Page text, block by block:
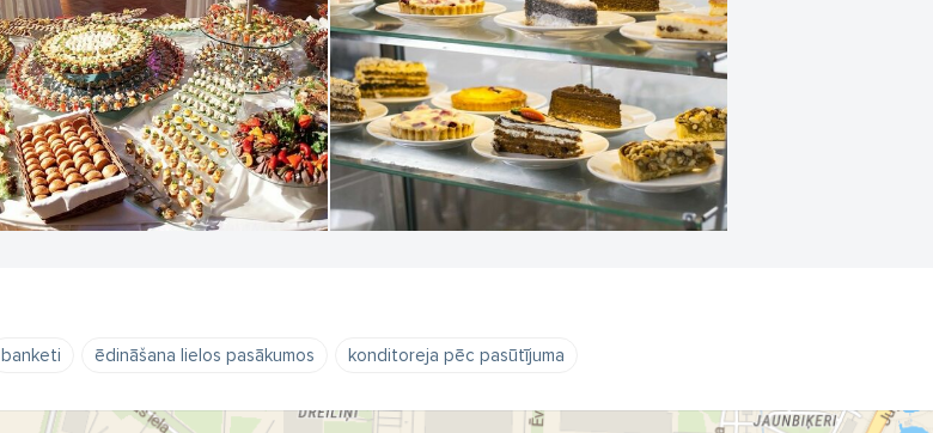
banketi ēdināšana lielos pasākumos konditoreja pēc pasūtījuma